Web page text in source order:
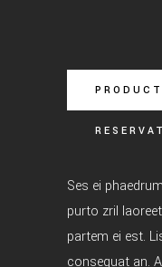
PRODUCT
Ses ei
purto zril
partem ei est.
consequat an.